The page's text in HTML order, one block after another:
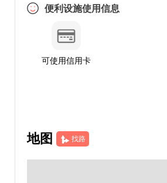
便利设施使用信息
可使用信用卡
地图 找路